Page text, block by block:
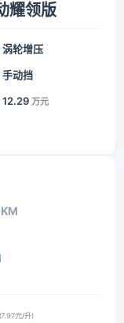
耀领版
涡轮增压
手动挡
12.29 万元
KM
元/升)